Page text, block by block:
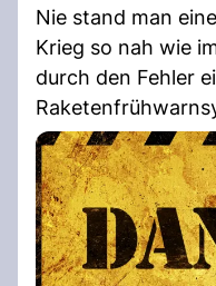
Nie stand man
Krieg so nah wie
durch den Fehler